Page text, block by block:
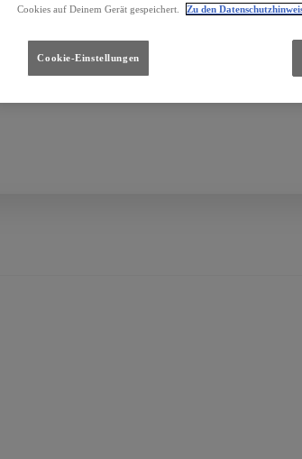
Cookies auf Deinem Gerät gespeichert.
Zu den
Cookie-Einstellungen